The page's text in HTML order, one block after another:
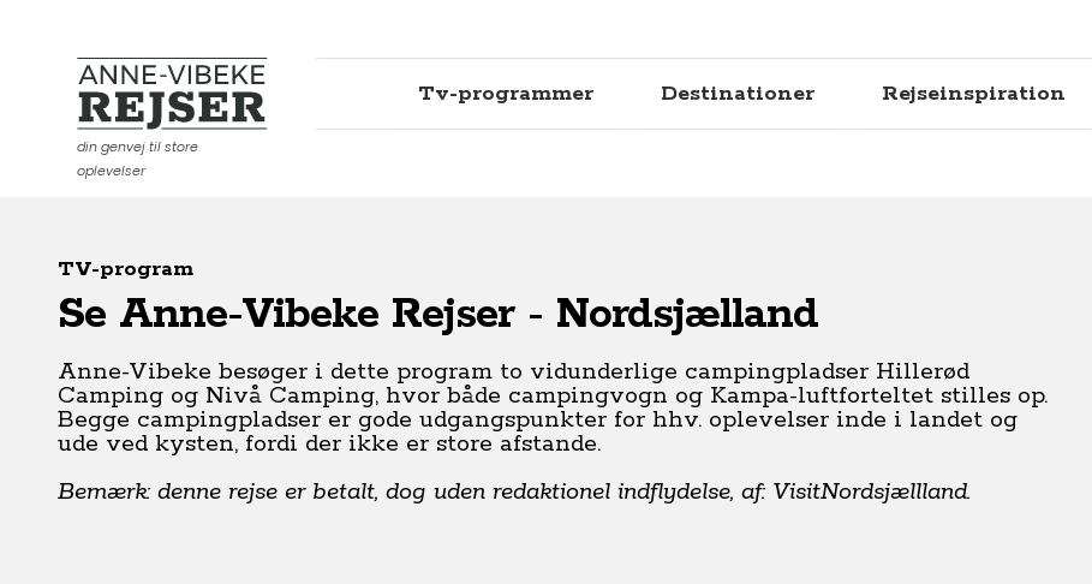
Anne-Vibeke Rejser
din genvej til store
oplevelser
Tv-programmer Destinationer Rejseinspiration
TV-program
Se Anne-Vibeke Rejser - Nordsjælland
Anne-Vibeke besøger i dette program to vidunderlige campingpladser Hillerød
Camping og Nivå Camping, hvor både campingvogn og Kampa-luftforteltet stilles op.
Begge campingpladser er gode udgangspunkter for hhv. oplevelser inde i landet og
ude ved kysten, fordi der ikke er store afstande.
Bemærk: denne rejse er betalt, dog uden redaktionel indflydelse, af: VisitNordsjællland.